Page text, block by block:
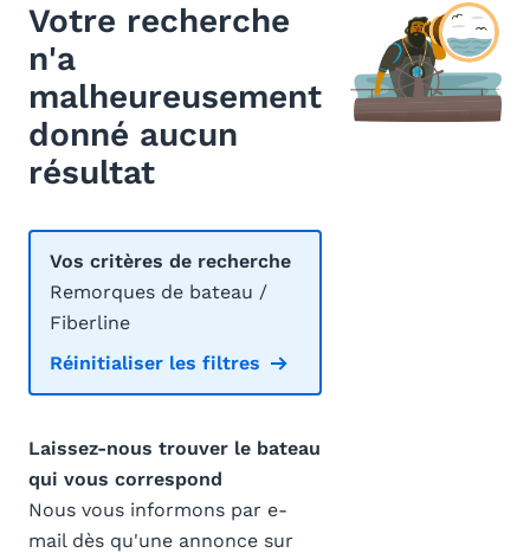
Votre recherche
n'a
malheureusement
donné aucun
résultat
Vos critères de recherche
Remorques de bateau /
Fiberline
Réinitialiser les filtres
Laissez-nous trouver le bateau
qui vous correspond
Nous vous informons par e-
mail dès qu'une annonce sur